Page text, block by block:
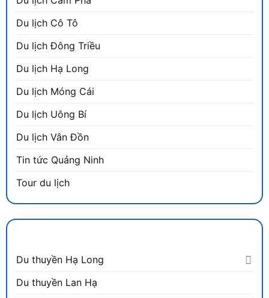
Du lịch Cô Tô
Du lịch Đông Triều
Du lịch Hạ Long
Du lịch Móng Cái
Du lịch Uông Bí
Du lịch Vân Đồn
Tin tức Quảng Ninh
Tour du lịch
Du thuyền Hạ Long
Du thuyền Lan Hạ